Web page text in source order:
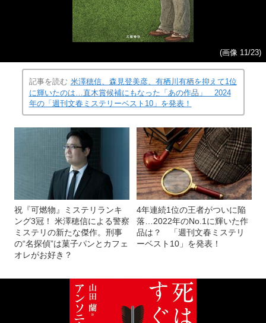
(画像 11/23)
記事を読む 米澤穂信、森見登美彦、有栖川有栖を抑えて1位
に輝いたのは…直木賞候補にもなった「あの作品」 2024
年の「週刊文春ミステリーベスト10」を発表！
祝『可燃物』ミステリランキ
ング3冠！ 米澤穂信による警察
ミステリの新たな傑作。刑事
の“名探偵”は菓子パンとカフェ
オレがお好き？
4年連続1位の王者がついに陥
落…2022年のNo.1に輝いた作
品は？ 「週刊文春ミステリ
ーベスト10」を発表！